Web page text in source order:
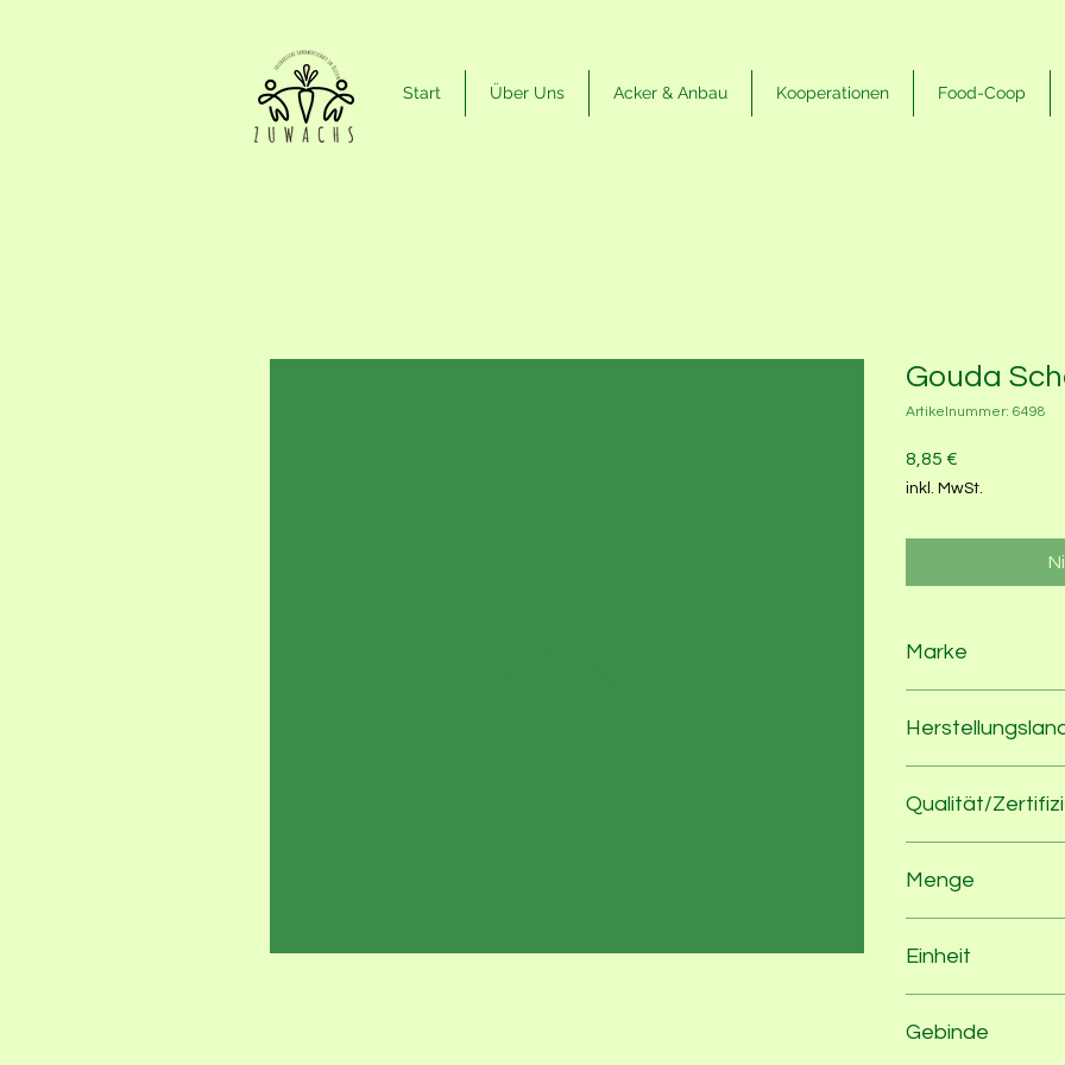
Start Über Uns Acker & Anbau Kooperationen Food-Coop
Gouda
Artikelnummer: 6498
8,85 €
inkl. MwSt.
Marke
Qualität/
Menge
Einheit
Gebinde